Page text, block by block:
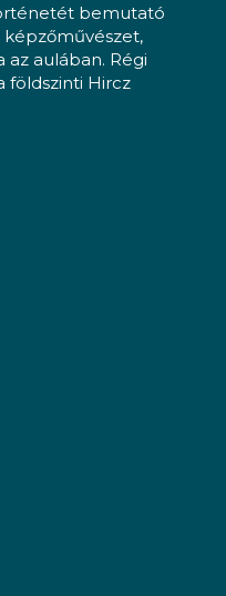
bemutató
az aulában. Régi
földszinti Hircz